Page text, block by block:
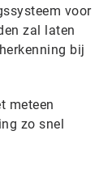
voor
zal laten
bij
meteen
zo snel